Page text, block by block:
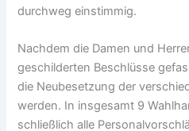
durchweg einstimmig.
Nachdem die Damen und
geschilderten Beschlüsse
die Neubesetzung der
werden. In insgesamt 9
schließlich alle